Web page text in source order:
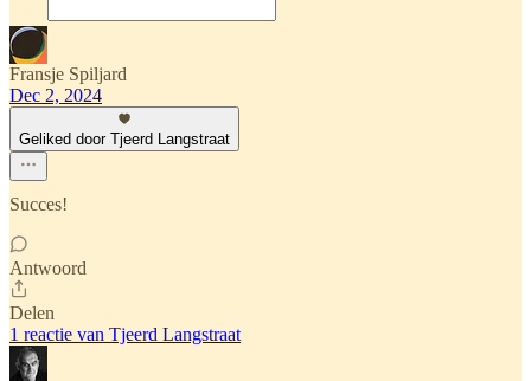
Fransje Spiljard
Dec 2, 2024
Geliked door Tjeerd Langstraat
Succes!
Antwoord
Delen
1 reactie van Tjeerd Langstraat